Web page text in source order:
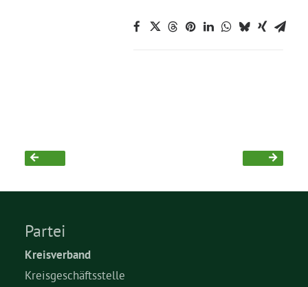
Partei
Kreisverband
Kreisgeschäftsstelle